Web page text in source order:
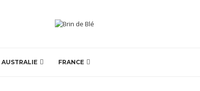
AUSTRALIE FRANCE